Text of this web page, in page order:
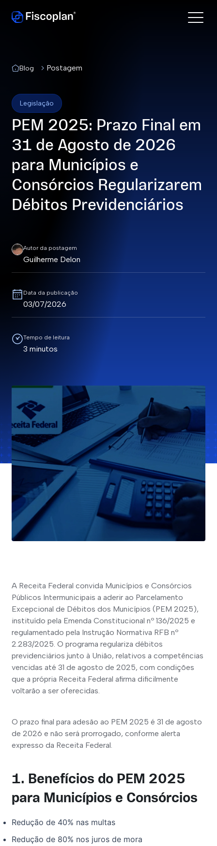
Blog Postagem
Legislação
PEM 2025: Prazo Final em
31 de Agosto de 2026
para Municípios e
Consórcios Regularizarem
Débitos Previdenciários
Autor da postagem
Guilherme Delon
Data da publicação
03/07/2026
Tempo de leitura
3 minutos
A Receita Federal convida Municípios e Consórcios
Públicos Intermunicipais a aderir ao Parcelamento
Excepcional de Débitos dos Municípios (PEM 2025),
instituído pela Emenda Constitucional nº 136/2025 e
regulamentado pela Instrução Normativa RFB nº
2.283/2025. O programa regulariza débitos
previdenciários junto à União, relativos a competências
vencidas até 31 de agosto de 2025, com condições
que a própria Receita Federal afirma dificilmente
voltarão a ser oferecidas.
O prazo final para adesão ao PEM 2025 é 31 de agosto
de 2026 e não será prorrogado, conforme alerta
expresso da Receita Federal.
1. Benefícios do PEM 2025
para Municípios e Consórcios
Redução de 40% nas multas
Redução de 80% nos juros de mora